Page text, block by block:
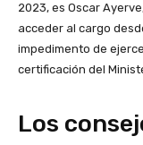
2023, es Oscar
acceder al cargo
impedimento de
certificación del
Los